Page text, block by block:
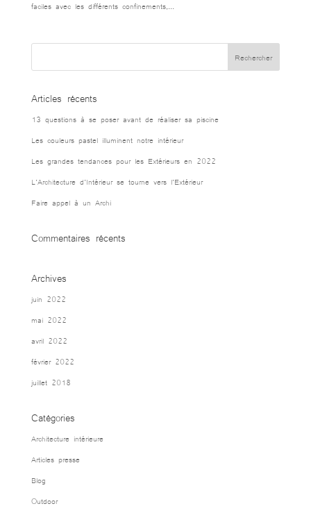
faciles avec les différents confinements,...
Articles récents
13 questions à se poser avant de réaliser sa piscine
Les couleurs pastel illuminent notre intérieur
Les grandes tendances pour les Extérieurs en 2022
L’Architecture d’Intérieur se tourne vers l’Extérieur
Faire appel à un Archi
Commentaires récents
Archives
juin 2022
mai 2022
avril 2022
février 2022
juillet 2018
Catégories
Architecture intérieure
Articles presse
Blog
Outdoor